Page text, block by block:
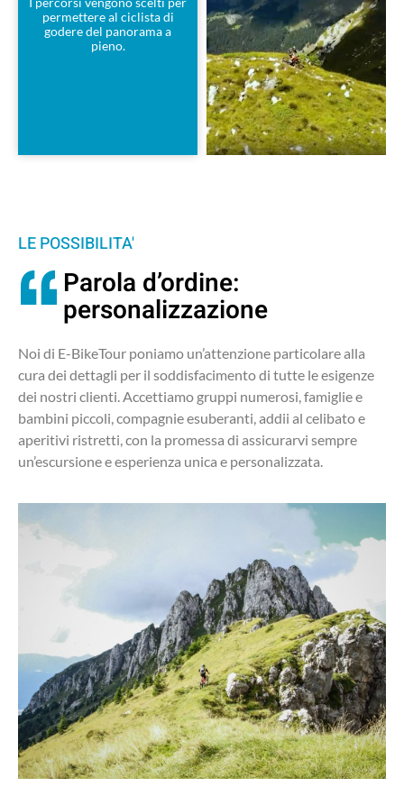
permettere al ciclista di
godere del panorama a
pieno.
LE POSSIBILITA'
Parola d’ordine:
personalizzazione
Noi di E-BikeTour poniamo un’attenzione particolare alla
cura dei dettagli per il soddisfacimento di tutte le esigenze
dei nostri clienti. Accettiamo gruppi numerosi, famiglie e
bambini piccoli, compagnie esuberanti, addii al celibato e
aperitivi ristretti, con la promessa di assicurarvi sempre
un’escursione e esperienza unica e personalizzata.